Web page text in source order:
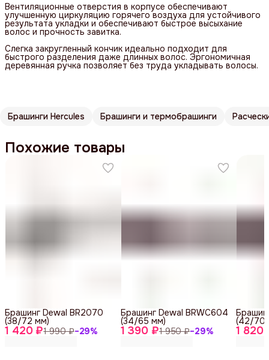
Вентиляционные отверстия в корпусе обеспечивают
улучшенную циркуляцию горячего воздуха для устойчивого
результата укладки и обеспечивают быстрое высыхание
волос и прочность завитка.
Слегка закругленный кончик идеально подходит для
быстрого разделения даже длинных волос. Эргономичная
деревянная ручка позволяет без труда укладывать волосы.
Брашинги Hercules Брашинги и термобрашинги
Похожие товары
1 420 ₽1 990 ₽−29%
Брашинг Dewal BR2070
(38/72 мм)
1 390 ₽1 950 ₽−29%
Брашинг Dewal BRWC604
(34/65 мм)
1 820
(42/70